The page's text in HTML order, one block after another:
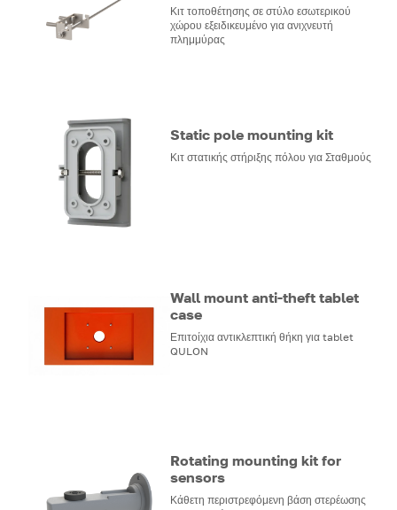
Κιτ τοποθέτησης σε στύλο εσωτερικού
χώρου εξειδικευμένο για ανιχνευτή
πλημμύρας
Static pole mounting kit
Κιτ στατικής στήριξης πόλου για Σταθμούς
Wall mount anti-theft tablet
case
Επιτοίχια αντικλεπτική θήκη για tablet
QULON
Rotating mounting kit for
sensors
Κάθετη περιστρεφόμενη βάση στερέωσης